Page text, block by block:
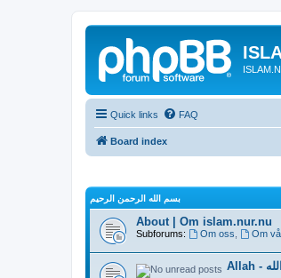
Quick links FAQ
Board index
بسم الله الرحمن الرحيم
About | Om islam.nur.nu
Subforums: Om oss Om
Allah - الله